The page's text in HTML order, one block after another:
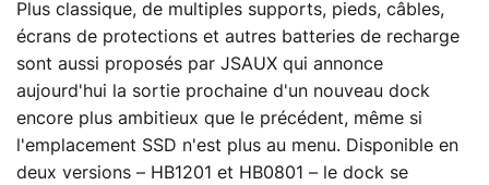
Plus classique, de multiples supports, pieds, câbles,
écrans de protections et autres batteries de recharge
sont aussi proposés par JSAUX qui annonce
aujourd'hui la sortie prochaine d'un nouveau dock
encore plus ambitieux que le précédent, même si
l'emplacement SSD n'est plus au menu. Disponible en
deux versions – HB1201 et HB0801 – le dock se